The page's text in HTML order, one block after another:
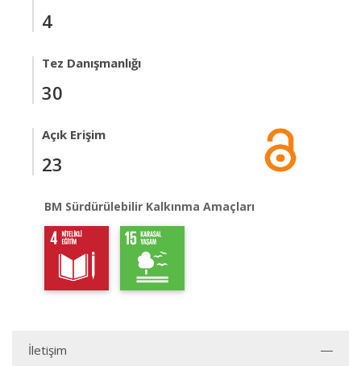
4
Tez Danışmanlığı
30
Açık Erişim
23
BM Sürdürülebilir Kalkınma Amaçları
İletişim